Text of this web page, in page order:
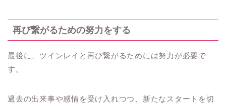
再び繋がるための努力をする
最後に、ツインレイと再び繋がるためには努力が必要で
す。
過去の出来事や感情を受け入れつつ、新たなスタートを切